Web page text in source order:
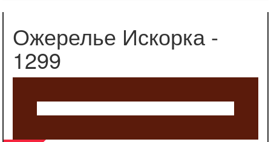
Ожерелье Искорка -
1299